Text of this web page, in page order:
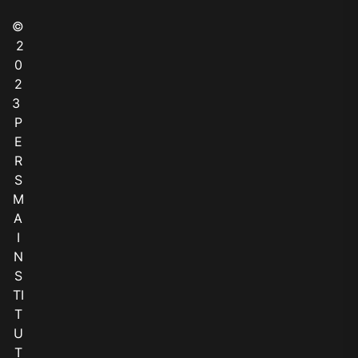
©
2
0
2
3
P
E
R
S
M
A
I
N
S
TI
T
U
T